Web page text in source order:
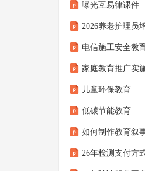
曝光互易律课件
电信施工安全教
家庭教育推广实
儿童环保教育
低碳节能教育
如何制作教育叙
26年检测支付方